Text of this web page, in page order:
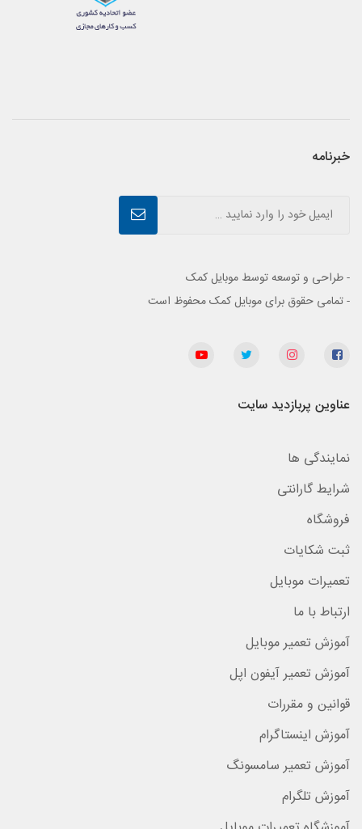
خبرنامه
- طراحی و توسعه توسط موبایل کمک
- تمامی حقوق برای موبایل کمک محفوظ است
عناوین پربازدید سایت
نمایندگی ها
شرایط گارانتی
فروشگاه
ثبت شکایات
تعمیرات موبایل
ارتباط با ما
آموزش تعمیر موبایل
آموزش تعمیر آیفون اپل
قوانین و مقررات
آموزش اینستاگرام
آموزش تعمیر سامسونگ
آموزش تلگرام